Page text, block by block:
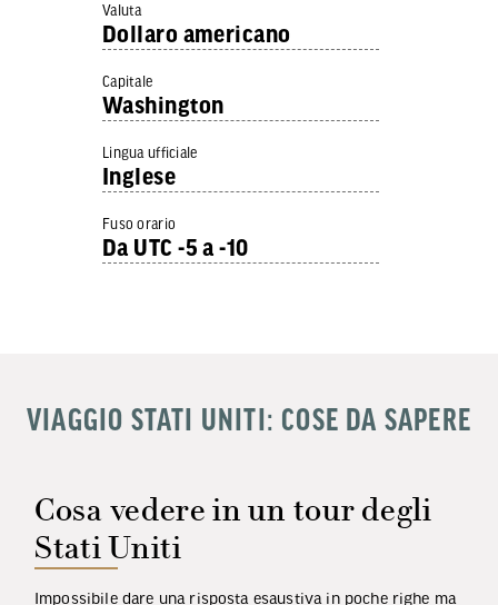
Valuta
Dollaro americano
Capitale
Washington
Lingua ufficiale
Inglese
Fuso orario
Da UTC -5 a -10
VIAGGIO STATI UNITI: COSE DA SAPERE
Cosa vedere in un tour degli
Stati Uniti
Impossibile dare una risposta esaustiva in poche righe ma